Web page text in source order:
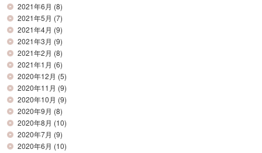
2021年6月 (8)
2021年5月 (7)
2021年4月 (9)
2021年3月 (9)
2021年2月 (8)
2021年1月 (6)
2020年12月 (5)
2020年11月 (9)
2020年10月 (9)
2020年9月 (8)
2020年8月 (10)
2020年7月 (9)
2020年6月 (10)